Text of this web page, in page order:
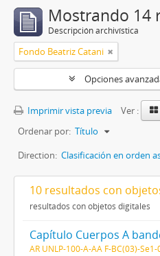
Mostrando 14
Descripción archivística
Fondo Beatriz Catani
Opciones
Imprimir vista previa
Ver :
Ordenar por: Título
Direction: Clasificación en orden
10 resultados con
resultados con objetos digitales
Capítulo Cuerpos A
AR UNLP-100-A-AA F-BC(03)-Se1-